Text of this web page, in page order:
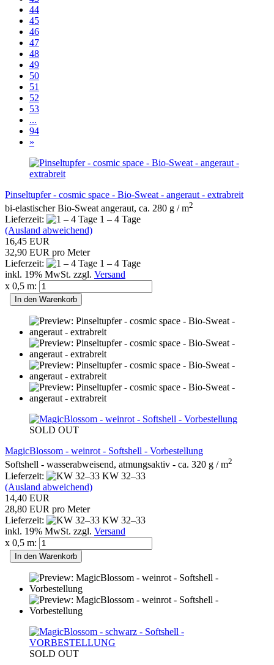
44
45
46
47
48
49
50
51
52
53
...
94
»
Pinseltupfer - cosmic space - Bio-Sweat - angeraut - extrabreit
bi-elastischer Bio-Sweat angeraut, ca. 280 g / m2
Lieferzeit:
1 – 4 Tage
(Ausland abweichend)
16,45 EUR
32,90 EUR pro Meter
Lieferzeit:
1 – 4 Tage
inkl. 19% MwSt. zzgl. Versand
x 0,5 m:
In den Warenkorb
SOLD OUT
MagicBlossom - weinrot - Softshell - Vorbestellung
Softshell - wasserabweisend, atmungsaktiv - ca. 320 g / m2
Lieferzeit:
KW 32–33
(Ausland abweichend)
14,40 EUR
28,80 EUR pro Meter
Lieferzeit:
KW 32–33
inkl. 19% MwSt. zzgl. Versand
x 0,5 m:
In den Warenkorb
SOLD OUT